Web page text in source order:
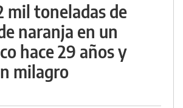
mil toneladas de
naranja en un
hace 29 años y
milagro